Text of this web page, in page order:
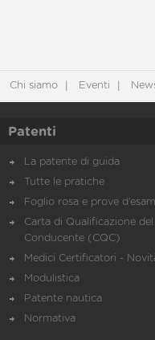
Chi siamo Eventi
Patenti
La patente di guida
Tutte le pratiche
Foglio rosa e prove
Carta di Qualificazione del
Conducente (CQC)
Medici Certificatori -
Modulistica
Patente nautica
Normativa